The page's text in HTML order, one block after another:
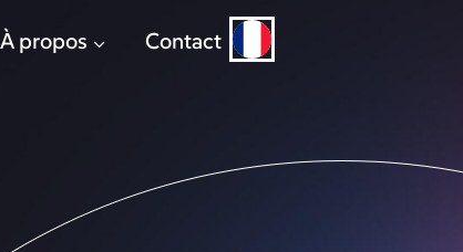
À propos Contact